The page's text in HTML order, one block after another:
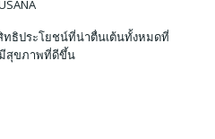
ธิประโยชน์ที่น่าตื่นเต้นทั้งหมดที่
สุขภาพที่ดีขึ้น